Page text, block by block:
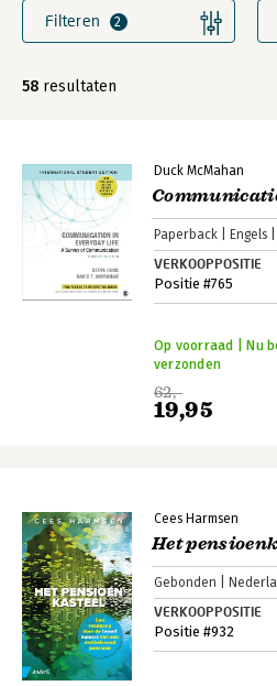
Gevonden
Populaire producten
Trefwoorden
Geen trefwoorden gevonden
Filteren 2
58 resultaten
Duck McMahan
Paperback Engels
VERKOOPPOSITIE
Positie #765
62,-
19,95
Op voorraad | Nu
verzonden
Cees Harmsen
Het
Gebonden
VERKOOPPOSITIE
Positie #932